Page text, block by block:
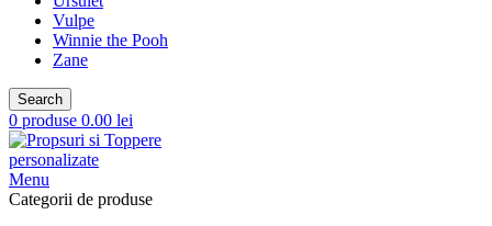
Vulpe
Winnie the Pooh
Zane
Search
0 produse 0.00 lei
Menu
Categorii de produse